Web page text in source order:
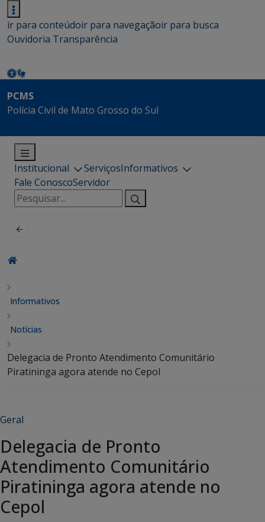
ir para conteúdoir para navegaçãoir para busca
Ouvidoria Transparência
PCMS
Polícia Civil de Mato Grosso do Sul
Institucional ServiçosInformativos
Fale ConoscoServidor
Pesquisar
por:
Informativos
Notícias
Delegacia de Pronto Atendimento Comunitário
Piratininga agora atende no Cepol
Geral
Delegacia de Pronto
Atendimento Comunitário
Piratininga agora atende no
Cepol